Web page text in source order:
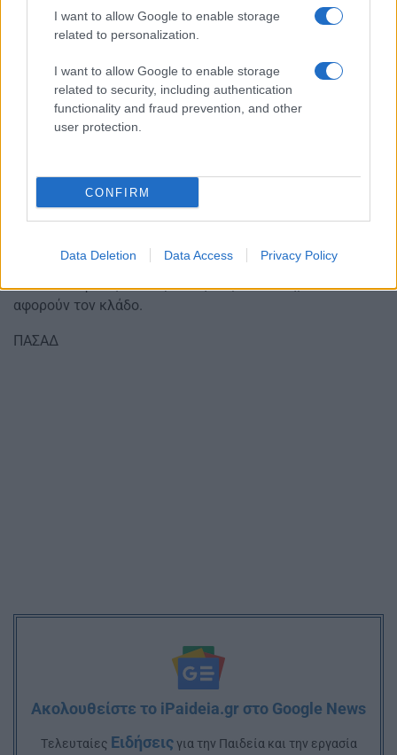
I want to allow Google to enable storage
related to personalization.
I want to allow Google to enable storage
related to security, including authentication
functionality and fraud prevention, and other
user protection.
CONFIRM
Data Deletion Data Access Privacy Policy
εδώ και καιρό, εκτιμούμε ότι αυτές οι 800+500 είναι
ίσως οι μόνες πραγματοποιήσιμες προσλήψεις
αναπληρωτών για το επόμενο χρονικό διάστημα, μέχρι
να βρεθούν άλλοι κρατικοί πόροι.
• Νέο ΕΣΠΑ
νέα σχολική χρονιά και όχι κατά τη διάρκεια της
Αύριο θα επανέλθουμε με νέα ανακοίνωση σχετικά με το
πινάκων της Ειδικής, καθότι έχουμε ξεκινήσει έναν
κύκλο επαφών για να προωθήσουμε τα αιτήματα που
αφορούν τον κλάδο.
ΠΑΣΑΔ
Ακολουθείστε το iPaideia.gr στο Google News
Tελευταίες Ειδήσειςγια την Παιδεία και την εργασία